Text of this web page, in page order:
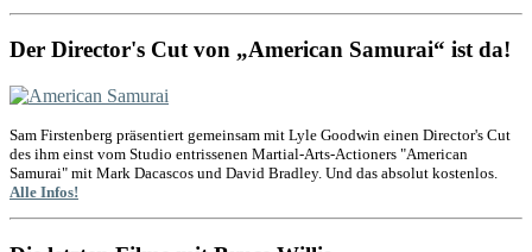
Der Director's Cut von „American Samurai“ ist da!
Sam Firstenberg präsentiert gemeinsam mit Lyle Goodwin einen Director's Cut
des ihm einst vom Studio entrissenen Martial-Arts-Actioners "American
Samurai" mit Mark Dacascos und David Bradley. Und das absolut kostenlos.
Alle Infos!